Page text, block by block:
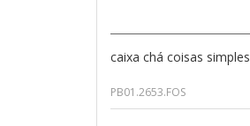
caixa chá coisas simples
PB01.2653.FOS